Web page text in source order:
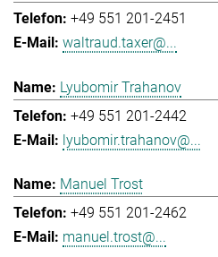
+49 551 201-2451
waltraud.taxer@...
Lyubomir Trahanov
+49 551 201-2442
lyubomir.trahanov@...
Manuel Trost
+49 551 201-2462
manuel.trost@...